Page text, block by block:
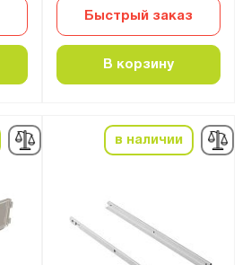
Быстрый заказ
В корзину
в наличии